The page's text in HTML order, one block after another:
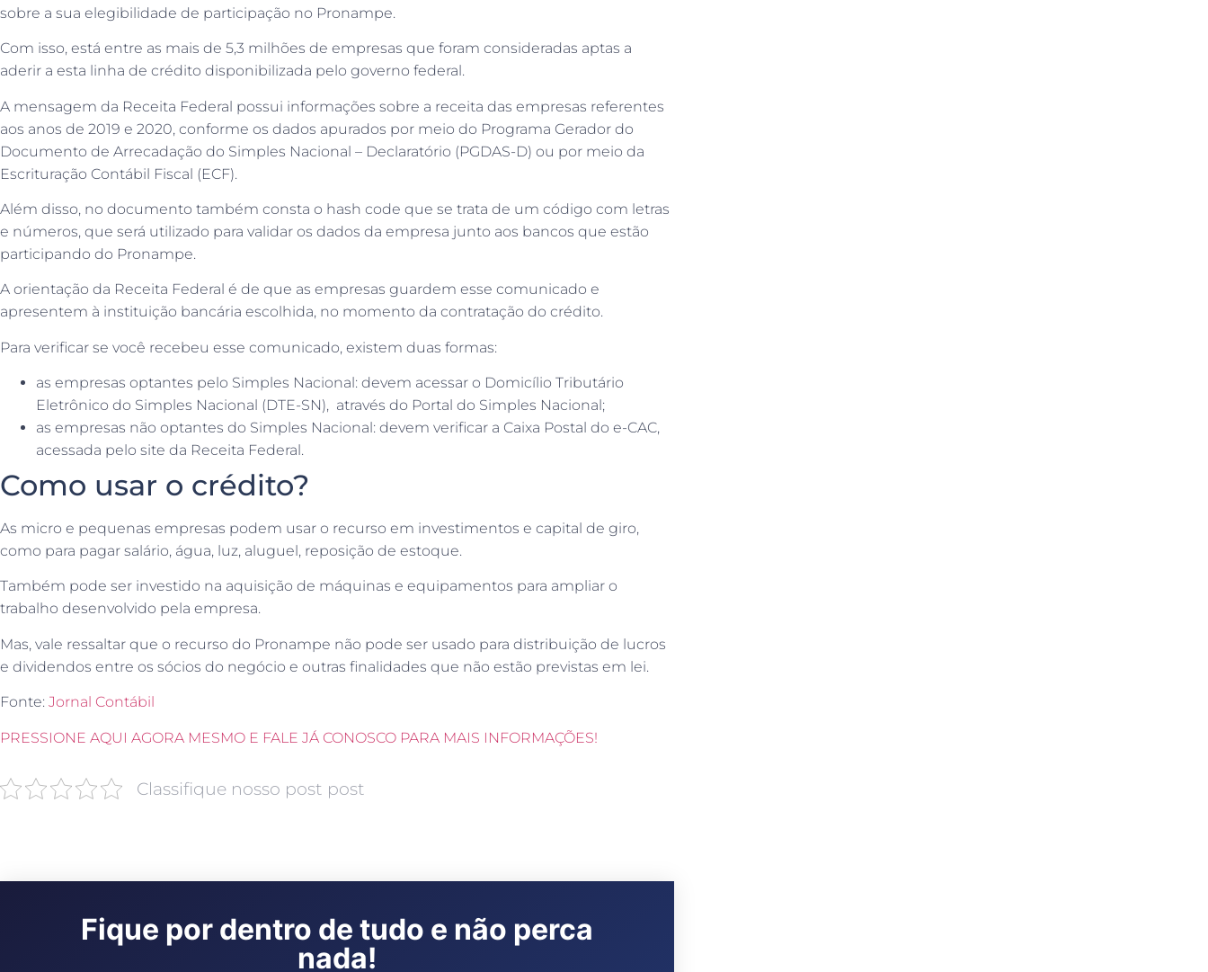
sobre a sua elegibilidade de participação no Pronampe.
Com isso, está entre as mais de 5,3 milhões de empresas que foram consideradas aptas a
aderir a esta linha de crédito disponibilizada pelo governo federal.
A mensagem da Receita Federal possui informações sobre a receita das empresas referentes
aos anos de 2019 e 2020, conforme os dados apurados por meio do Programa Gerador do
Documento de Arrecadação do Simples Nacional – Declaratório (PGDAS-D) ou por meio da
Escrituração Contábil Fiscal (ECF).
Além disso, no documento também consta o hash code que se trata de um código com letras
e números, que será utilizado para validar os dados da empresa junto aos bancos que estão
participando do Pronampe.
A orientação da Receita Federal é de que as empresas guardem esse comunicado e
apresentem à instituição bancária escolhida, no momento da contratação do crédito.
Para verificar se você recebeu esse comunicado, existem duas formas:
as empresas optantes pelo Simples Nacional: devem acessar o Domicílio Tributário
Eletrônico do Simples Nacional (DTE-SN), através do Portal do Simples Nacional;
as empresas não optantes do Simples Nacional: devem verificar a Caixa Postal do e-CAC,
acessada pelo site da Receita Federal.
Como usar o crédito?
As micro e pequenas empresas podem usar o recurso em investimentos e capital de giro,
como para pagar salário, água, luz, aluguel, reposição de estoque.
Também pode ser investido na aquisição de máquinas e equipamentos para ampliar o
trabalho desenvolvido pela empresa.
Mas, vale ressaltar que o recurso do Pronampe não pode ser usado para distribuição de lucros
e dividendos entre os sócios do negócio e outras finalidades que não estão previstas em lei.
Fonte: Jornal Contábil
PRESSIONE AQUI AGORA MESMO E FALE JÁ CONOSCO PARA MAIS INFORMAÇÕES!
Classifique nosso post post
Fique por dentro de tudo e não perca
nada!